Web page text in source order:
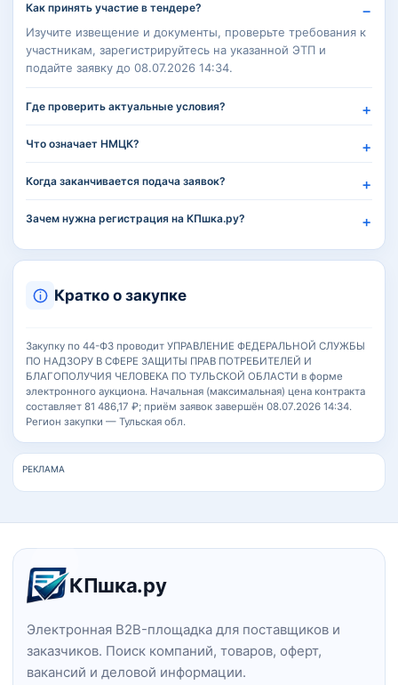
Как принять участие в тендере?
Изучите извещение и документы, проверьте требования к
участникам, зарегистрируйтесь на указанной ЭТП и
подайте заявку до 08.07.2026 14:34.
Где проверить актуальные условия?
Что означает НМЦК?
Когда заканчивается подача заявок?
Зачем нужна регистрация на КПшка.ру?
Кратко о закупке
Закупку по 44-ФЗ проводит УПРАВЛЕНИЕ ФЕДЕРАЛЬНОЙ СЛУЖБЫ
ПО НАДЗОРУ В СФЕРЕ ЗАЩИТЫ ПРАВ ПОТРЕБИТЕЛЕЙ И
БЛАГОПОЛУЧИЯ ЧЕЛОВЕКА ПО ТУЛЬСКОЙ ОБЛАСТИ в форме
электронного аукциона. Начальная (максимальная) цена контракта
составляет 81 486,17 ₽; приём заявок завершён 08.07.2026 14:34.
Регион закупки — Тульская обл.
РЕКЛАМА
Навигация и информация о
КПшка.ру
Электронная B2B-площадка для поставщиков и
заказчиков. Поиск компаний, товаров, оферт,
вакансий и деловой информации.